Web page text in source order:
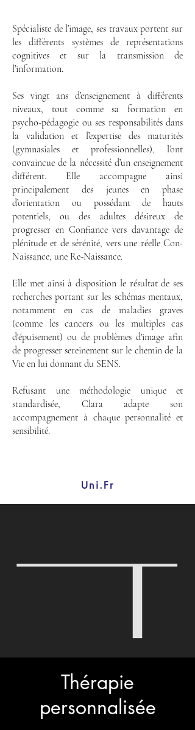
Spécialiste de l’image, ses travaux portent sur
les différents systèmes de représentations
cognitives et sur la transmission de
l’information.
Ses vingt ans d’enseignement à différents
niveaux, tout comme sa formation en
psycho-pédagogie ou ses responsabilités dans
la validation et l’expertise des maturités
(gymnasiales et professionnelles), l’ont
convaincue de la nécessité d’un enseignement
différent. Elle accompagne ainsi
principalement des jeunes en phase
d’orientation ou possédant de hauts
potentiels, ou des adultes désireux de
progresser en Confiance vers davantage de
plénitude et de sérénité, vers une réelle Con-
Naissance, une Re-Naissance.
Elle met ainsi à disposition le résultat de ses
recherches portant sur les schémas mentaux,
notamment en cas de maladies graves
(comme les cancers ou les multiples cas
d'épuisement) ou de problèmes d'image afin
de progresser sereinement sur le chemin de la
Vie en lui donnant du SENS.
Refusant une méthodologie unique et
standardisée, Clara adapte son
accompagnement à chaque personnalité et
sensibilité.
Uni.Fr
Thérapie
personnalisée